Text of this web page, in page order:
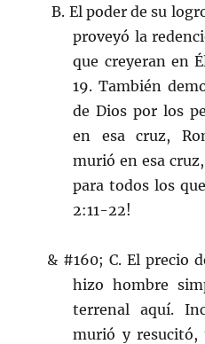
B. El poder de su
proveyó la
que creyeran en
19. También
de Dios por los
en esa cruz,
murió en esa
para todos los
2:11-22!
& #160; C. El precio
hizo hombre
terrenal aquí.
murió y resucitó,